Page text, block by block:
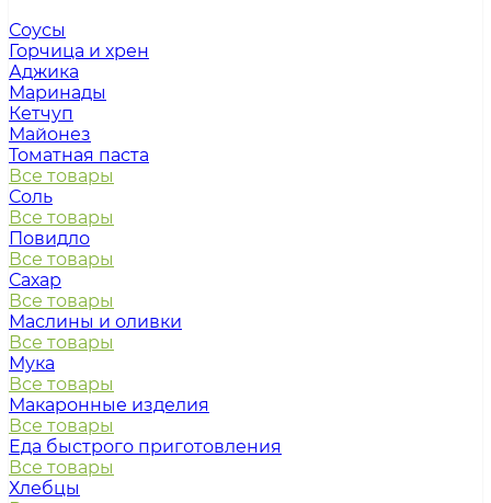
Соусы
Горчица и хрен
Аджика
Маринады
Кетчуп
Майонез
Томатная паста
Все товары
Соль
Все товары
Повидло
Все товары
Сахар
Все товары
Маслины и оливки
Все товары
Мука
Все товары
Макаронные изделия
Все товары
Еда быстрого приготовления
Все товары
Хлебцы